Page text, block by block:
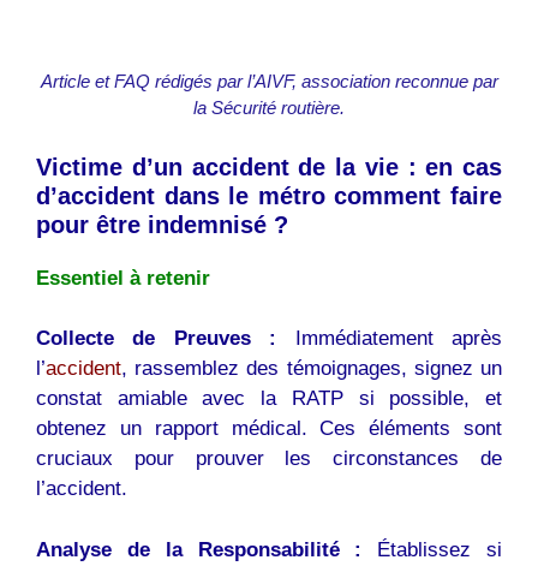
Article et FAQ rédigés par l’AIVF, association reconnue par
la Sécurité routière.
Victime d’un accident de la vie : en cas
d’accident dans le métro comment faire
pour être indemnisé ?
Essentiel à retenir
Collecte de Preuves :
Immédiatement après
l’accident, rassemblez des témoignages, signez un
constat amiable avec la RATP si possible, et
obtenez un rapport médical. Ces éléments sont
cruciaux pour prouver les circonstances de
l’accident.
Analyse de la Responsabilité :
Établissez si